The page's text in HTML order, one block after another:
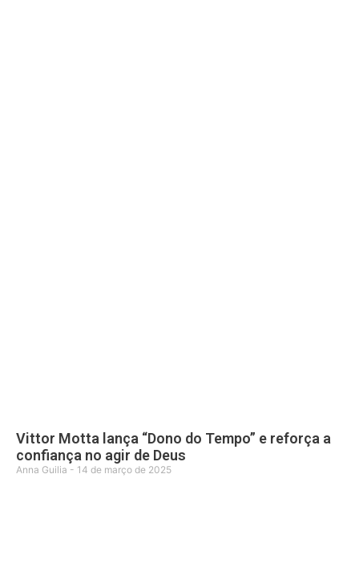
Vittor Motta lança “Dono do Tempo” e reforça a
confiança no agir de Deus
Anna Guilia 14 de março de 2025